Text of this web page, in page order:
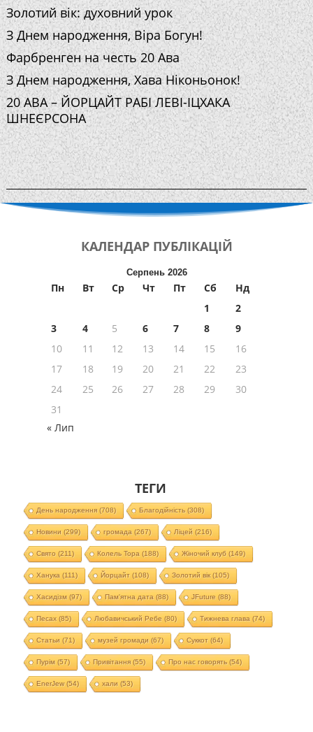
Золотий вік: духовний урок
З Днем народження, Віра Богун!
Фарбренген на честь 20 Ава
З Днем народження, Хава Ніконьонок!
20 АВА – ЙОРЦАЙТ РАБІ ЛЕВІ-ІЦХАКА
ШНЕЄРСОНА
КАЛЕНДАР ПУБЛІКАЦІЙ
Серпень 2026
Пн Вт Ср Чт Пт Сб
Нд
1
2
3
4 5 6 7 8
9
10
11 12 13 14 15
16
17
18 19 20 21 22
23
24
25 26 27 28 29
30
31
« Лип
ТЕГИ
День народження(708) Благодійність (308)
Новини (299) громада (267) Ліцей (216)
Свято (211) Колель Тора (188) Жіночий клуб (149)
Ханука (111) Йорцайт (108) Золотий вік(105)
Хасидізм (97) Пам'ятна дата (88) JFuture (88)
Песах(85) Любавичський Ребе (80) Тижнева глава (74)
Статьи (71) музей громади (67) Суккот (64)
Пурім (57) Привітання(55) Про нас говорять (54)
EnerJew(54) хали (53)